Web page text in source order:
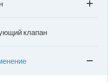
клапан